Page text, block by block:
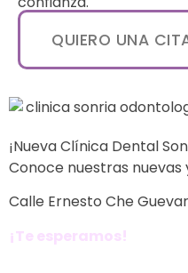
QUIERO UNA
¡Nueva Clínica Dental
Conoce nuestras
Calle Ernesto Che
¡Te esperamos!